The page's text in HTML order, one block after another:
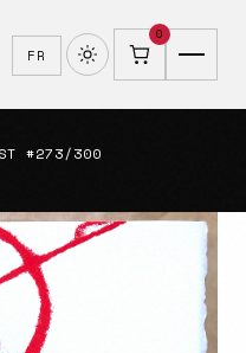
FR
0
#273/300